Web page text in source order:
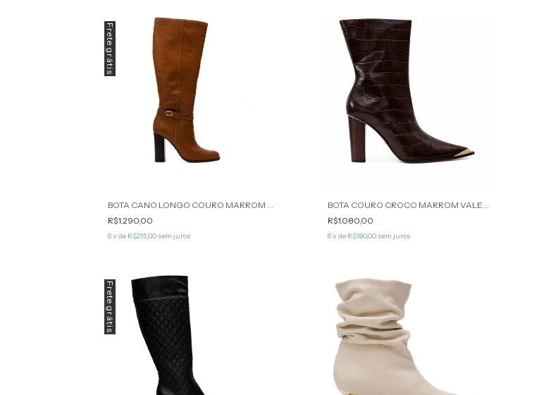
Frete grátis
R$1.290,00
6x de R$215,00 sem juros
R$1.080,00
6x de R$180,00 sem juros
Frete grátis